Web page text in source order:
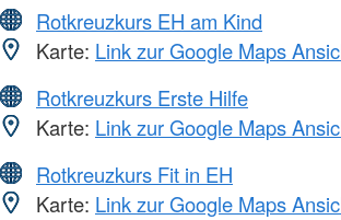
Rotkreuzkurs EH am Kind
Karte: Link zur Google Maps
Rotkreuzkurs Erste Hilfe
Karte: Link zur Google Maps
Rotkreuzkurs Fit in EH
Karte: Link zur Google Maps